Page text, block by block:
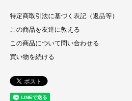
特定商取引法に基づく表記（返品等）
この商品を友達に教える
この商品について問い合わせる
買い物を続ける